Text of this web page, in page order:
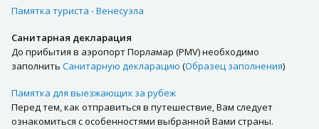
Памятка туриста - Венесуэла
Санитарная декларация
До прибытия в аэропорт Порламар (PMV) необходимо
заполнить Санитарную декларацию (Образец заполнения)
Памятка для выезжающих за рубеж
Перед тем, как отправиться в путешествие, Вам следует
ознакомиться с особенностями выбранной Вами страны.